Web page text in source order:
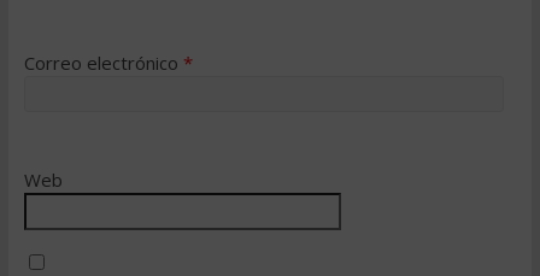
Correo electrónico *
Web